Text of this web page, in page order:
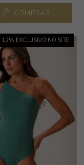
COMPRAR
12% EXCLUSIVO NO SITE